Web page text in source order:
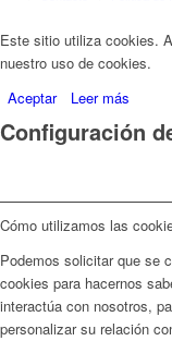
Este sitio utiliza cookies.
nuestro uso de cookies.
Aceptar
Leer más
Configuración
Cómo utilizamos las
Podemos solicitar que se
cookies para hacernos
interactúa con nosotros,
personalizar su relación